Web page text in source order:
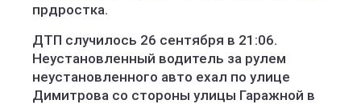
прдростка.
ДТП случилось 26 сентября в 21:06.
Неустановленный водитель за рулем
неустановленного авто ехал по улице
Димитрова со стороны улицы Гаражной в